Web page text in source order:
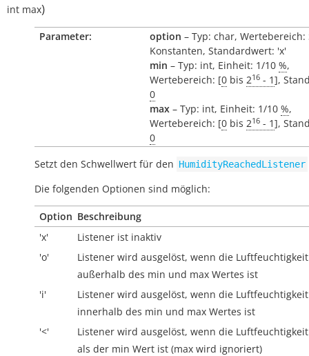
int max)
Parameter: option – Typ: char, Wertebereich:
Konstanten, Standardwert: 'x'
min – Typ: int, Einheit: 1/10 %,
Wertebereich: [0 bis 216 - 1],
0
max – Typ: int, Einheit: 1/10 %,
Wertebereich: [0 bis 216 - 1],
0
Setzt den Schwellwert für den HumidityReachedListener
Die folgenden Optionen sind möglich:
Option Beschreibung
'x'
Listener ist inaktiv
'o'
Listener wird ausgelöst, wenn die Luftfeuchtigkeit
außerhalb des min und max Wertes ist
'i'
Listener wird ausgelöst, wenn die Luftfeuchtigkeit
innerhalb des min und max Wertes ist
'<'
Listener wird ausgelöst, wenn die
als der min Wert ist (max wird ignoriert)